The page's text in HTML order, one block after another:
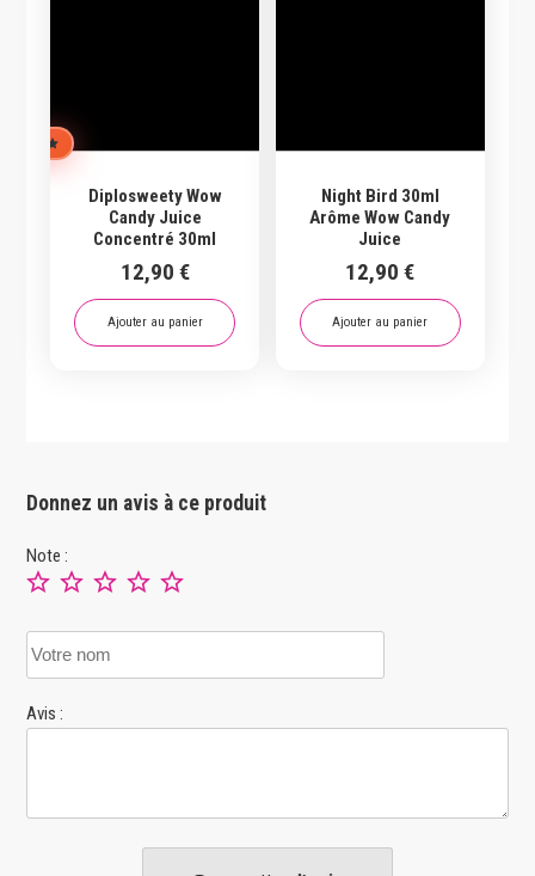
Diplosweety Wow
Candy Juice
Concentré 30ml
12,90 €
Ajouter au panier
Night Bird 30ml
Arôme Wow Candy
Juice
12,90€
Ajouter au panier
Donnez un avis à ce produit
Note :
Avis :